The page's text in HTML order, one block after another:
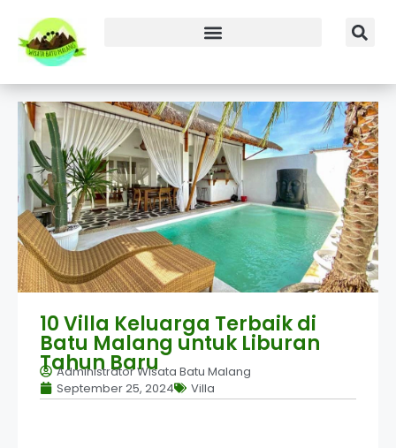
10 Villa Keluarga Terbaik di
Batu Malang untuk Liburan
Tahun Baru
Administrator Wisata Batu Malang
September 25, 2024
Villa